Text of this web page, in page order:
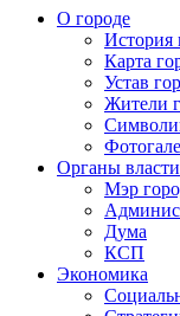
О городе
История
Карта
Устав
Жители
Органы власти
Мэр
Дума
КСП
Экономика